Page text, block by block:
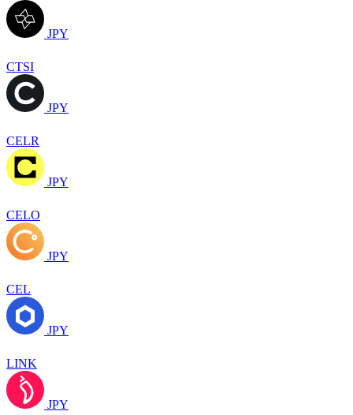
JPY
CTSI
JPY
CELR
JPY
CELO
JPY
CEL
JPY
LINK
JPY